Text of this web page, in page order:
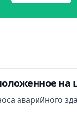
на
аварийного